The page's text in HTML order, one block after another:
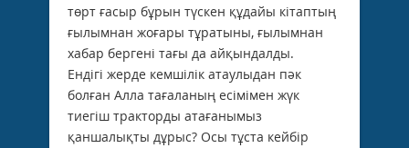
төрт ғасыр бұрын түскен құдайы кітаптың
ғылымнан жоғары тұратыны, ғылымнан
хабар бергені тағы да айқындалды.
Ендігі жерде кемшілік атаулыдан пәк
болған Алла тағаланың есімімен жүк
тиегіш тракторды атағанымыз
қаншалықты дұрыс? Осы тұста кейбір